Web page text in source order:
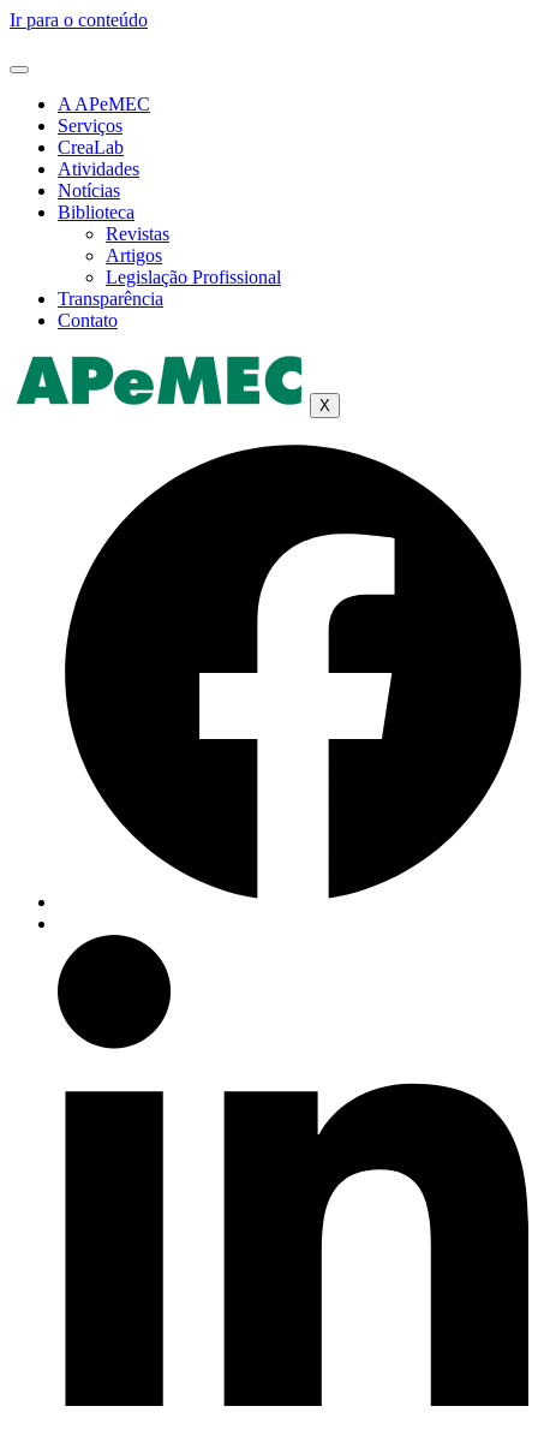
Ir para o conteúdo
A APeMEC
Serviços
CreaLab
Atividades
Notícias
Biblioteca
Revistas
Artigos
Legislação Profissional
Transparência
Contato
X